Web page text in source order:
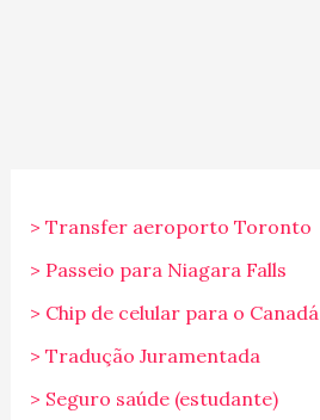
> Transfer aeroporto Toronto
> Passeio para Niagara Falls
> Chip de celular para o Canadá
> Tradução Juramentada
> Seguro saúde (estudante)